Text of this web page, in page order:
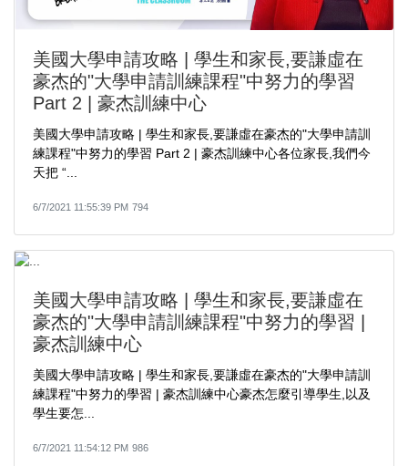
美國大學申請攻略 | 學生和家長,要謙虛在
豪杰的"大學申請訓練課程"中努力的學習
Part 2 | 豪杰訓練中心
美國大學申請攻略 | 學生和家長,要謙虛在豪杰的"大學申請訓
練課程"中努力的學習 Part 2 | 豪杰訓練中心各位家長,我們今
天把 “...
6/7/2021 11:55:39 PM 794
美國大學申請攻略 | 學生和家長,要謙虛在
豪杰的"大學申請訓練課程"中努力的學習 |
豪杰訓練中心
美國大學申請攻略 | 學生和家長,要謙虛在豪杰的"大學申請訓
練課程"中努力的學習 | 豪杰訓練中心豪杰怎麼引導學生,以及
學生要怎...
6/7/2021 11:54:12 PM 986